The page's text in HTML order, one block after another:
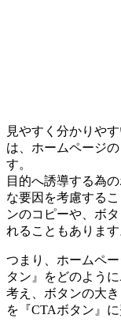
見やすく分かりや
は、ホームページ
す。
目的へ誘導する為
な要因を考慮する
ンのコピーや、ボ
れることもあります
つまり、ホームペ
タン』をどのよう
考え、ボタンの大
を『CTAボタン』